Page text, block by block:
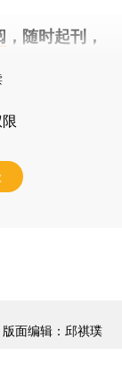
，随时起刊，
版面编辑：邱祺璞